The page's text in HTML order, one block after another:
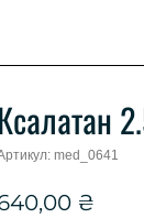
med_0641
₴